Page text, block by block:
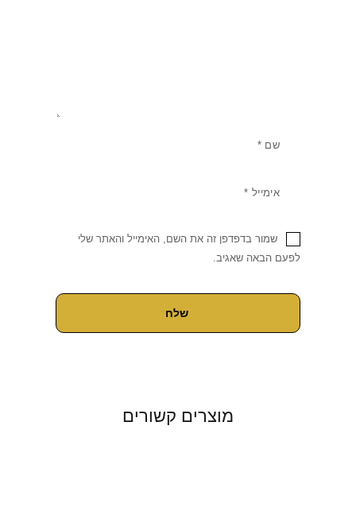
שמור בדפדפן זה את השם, האימייל והאתר שלי
לפעם הבאה שאגיב.
מוצרים קשורים